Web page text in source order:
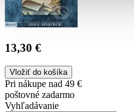
13,30 €
Vložiť do košíka
Pri nákupe nad 49 €
poštovné zadarmo
Vyhľadávanie